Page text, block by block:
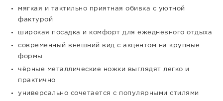
мягкая и тактильно приятная обивка с уютной
фактурой
широкая посадка и комфорт для ежедневного отдыха
современный внешний вид с акцентом на крупные
формы
чёрные металлические ножки выглядят легко и
практично
универсально сочетается с популярными стилями